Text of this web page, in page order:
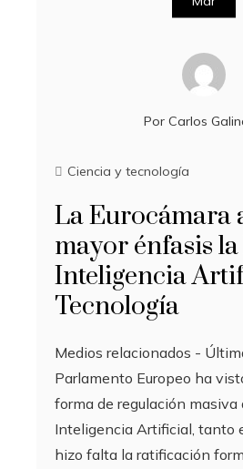
Por Carlos
Ciencia y tecnología
La Eurocámara
mayor énfasis la
Inteligencia
Tecnología
Medios relacionados -
Parlamento Europeo ha
forma de regulación masiva
Inteligencia Artificial, tanto
hizo falta la ratificación